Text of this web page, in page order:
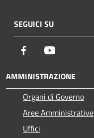
SEGUICI SU
Facebook
AMMINISTRAZIONE
Organi di Governo
Aree Amministrative
Uffici